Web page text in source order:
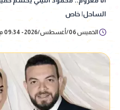
الساحل| خاص
الخميس 06/أغسطس/2026 - 09:34 م